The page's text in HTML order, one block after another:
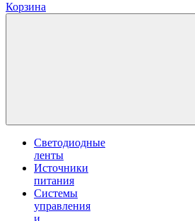
Корзина
Светодиодные
ленты
Источники
питания
Системы
управления
и